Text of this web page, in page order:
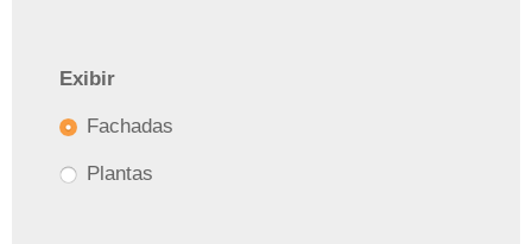
Exibir
Fachadas
Plantas